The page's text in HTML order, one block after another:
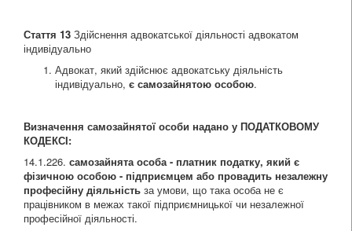
Стаття 13 Здійснення адвокатської діяльності адвокатом
індивідуально
Адвокат, який здійснює адвокатську діяльність
індивідуально, є самозайнятою особою.
Визначення самозайнятої особи надано у ПОДАТКОВОМУ
КОДЕКСІ:
14.1.226. самозайнята особа - платник податку, який є
фізичною особою - підприємцем або провадить незалежну
професійну діяльність за умови, що така особа не є
працівником в межах такої підприємницької чи незалежної
професійної діяльності.